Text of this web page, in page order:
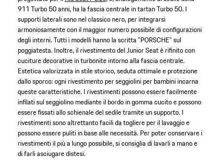
911 Turbo 50 anni, ha la fascia centrale in tartan Turbo 50. I
supporti laterali sono nel classico nero, per integrarsi
armoniosamente con il maggior numero possibile di configurazioni
degli interni. Tutti i modelli hanno la scritta "PORSCHE" sul
poggiatesta. Inoltre, il rivestimento del Junior Seat è rifinito con
cuciture decorative in turbonite intorno alla fascia centrale.
Estetica valorizzata in stile storico, seduta ottimale e protezione
dallo sporco: ogni rivestimento per seggiolini per bambini incarna
queste caratteristiche. I rivestimenti possono essere facilmente
infilati sul seggiolino mediante il bordo in gomma cucito e possono
essere fissati allo schienale del sedile tramite un supporto. I
rivestimenti sono altrettanto facili da togliere per il lavaggio e
possono essere puliti in base alle necessità. Per poter conservare i
rivestimenti il più a lungo possibile, si consiglia di lavarli a mano e
di farli asciugare distesi.